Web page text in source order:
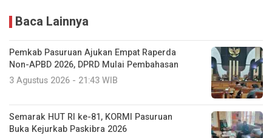
Baca Lainnya
Pemkab Pasuruan Ajukan Empat Raperda
Non-APBD 2026, DPRD Mulai Pembahasan
3 Agustus 2026 - 21:43 WIB
Semarak HUT RI ke-81, KORMI Pasuruan
Buka Kejurkab Paskibra 2026